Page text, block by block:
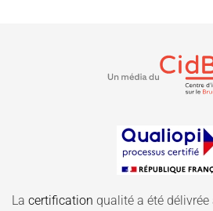
La certification qualité a été